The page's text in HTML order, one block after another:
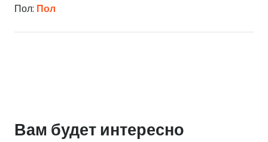
Пол: Пол
Вам будет интересно